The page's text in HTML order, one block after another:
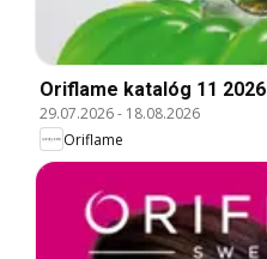
Oriflame katalóg 11 2026
29.07.2026- 18.08.2026
Oriflame